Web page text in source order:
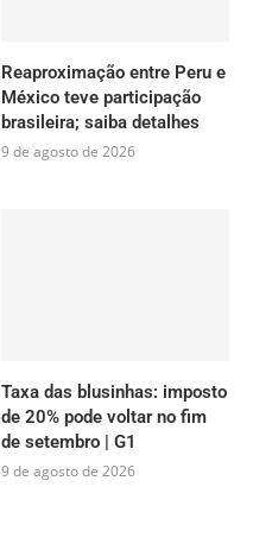
Reaproximação entre Peru e
México teve participação
brasileira; saiba detalhes
9 de agosto de 2026
Taxa das blusinhas: imposto
de 20% pode voltar no fim
de setembro | G1
9 de agosto de 2026